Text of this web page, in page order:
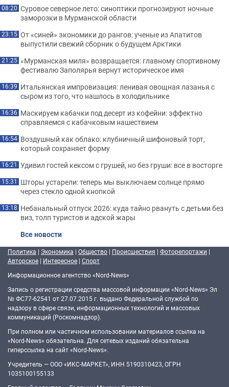
08:20 Суровое северное лето: синоптики прогнозируют ночные
заморозки в Мурманской области
23:15 От «синей» экономики до рангов: ученые из Апатитов
выпустили свежий сборник о будущем Арктики
21:25 «Мурманская миля» возвращается: главному спортивному
фестивалю Заполярья вернут историческое имя
16:39 Итальянская импровизация: ленивая овощная лазанья с
сыром из того, что нашлось в холодильнике
16:36 Маскируем кабачки под десерт из кофейни: эффектно
справляемся с кабачковым нашествием
16:54 Воздушный как облако: клубничный шифоновый торт,
который сохраняет форму
16:21 Удивил гостей кексом с грушей, но без груши: все в восторге
15:31 Шторы устарели: теперь мы выключаем солнце прямо
через стекло одной кнопкой
13:18 Небанальный отпуск 2026: куда тайно рвануть с детьми без
виз, толп туристов и адской жары
Все новости
Политика | Экономика | Общество | Происшествия | Фоторепортажи |
Авторское | Интересное | Спорт
Информационное агентство «Nord-News»
Запись о регистрации средства массовой информации «Nord-News» Эл
№ ФС77-62541 от 27.07.2015 г. выдано Федеральной службой по
надзору в сфере связи, информационных технологий и массовых
коммуникаций (Роскомнадзор).
При полном или частичном использовании материалов ссылка на
«Nord-News» обязательна. Для сетевых изданий обязательна
гиперссылка на сайт «Nord-News».
Учредитель — ООО «ИКС-МАРКЕТ», ИНН 5190310423, ОГРН
1035100155133